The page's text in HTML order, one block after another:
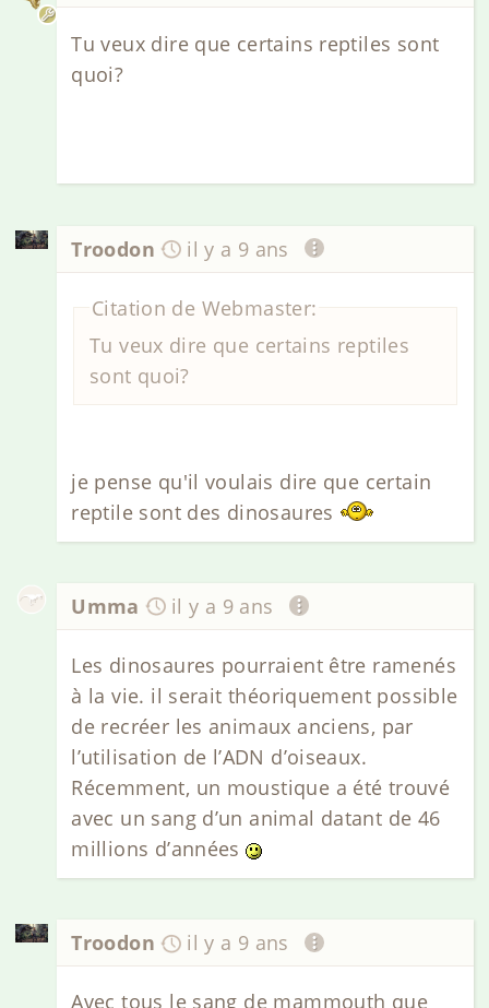
Tu veux dire que certains reptiles sont
quoi?
Troodon il y a 9 ans
Citation de Webmaster:
Tu veux dire que certains reptiles
sont quoi?
je pense qu'il voulais dire que certain
reptile sont des dinosaures
Umma il y a 9 ans
Les dinosaures pourraient être ramenés
à la vie. il serait théoriquement possible
de recréer les animaux anciens, par
l’utilisation de l’ADN d’oiseaux.
Récemment, un moustique a été trouvé
avec un sang d’un animal datant de 46
millions d’années
Troodon il y a 9 ans
Avec tous le sang de mammouth que